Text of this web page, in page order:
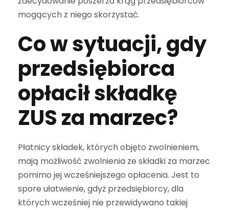
mogących z niego skorzystać.
Co w sytuacji, gdy
przedsiębiorca
opłacił składkę
ZUS za marzec?
Płatnicy składek, których objęto zwolnieniem,
mają możliwość zwolnienia ze składki za marzec
pomimo jej wcześniejszego opłacenia. Jest to
spore ułatwienie, gdyż przedsiębiorcy, dla
których wcześniej nie przewidywano takiej